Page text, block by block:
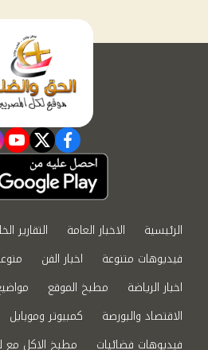
facebook
twitter
الرئيسية الاخبار العامة التقارير
فيديوهات متنوعة
اخبار الفن
اخبار الرياضة
مطبخ الموقع
الاقتصاد والبورصة
كمبيوتر وموبايل
فيديوهات فضائيات
مطبخ الاكل